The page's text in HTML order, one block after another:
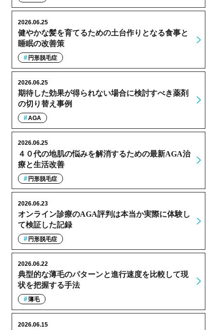
健やかな髪を育てるための土台作りとなる食事と
睡眠の改善策
2026.06.25
円形脱毛症
期待した効果が得られない場合に検討すべき薬剤
の切り替え事例
2026.06.25
AGA
４０代の地肌の悩みを解消するための最新AGA治
療と生活改善
2026.06.25
円形脱毛症
オンライン診療のAGA評判は本当か実際に体験し
て検証した記録
2026.06.23
円形脱毛症
典型的な薄毛のパターンと進行速度を比較して現
状を把握する手法
2026.06.22
薄毛
2026.06.15